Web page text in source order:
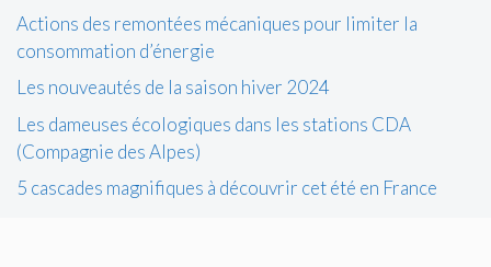
Actions des remontées mécaniques pour limiter la
consommation d’énergie
Les nouveautés de la saison hiver 2024
Les dameuses écologiques dans les stations CDA
(Compagnie des Alpes)
5 cascades magnifiques à découvrir cet été en France